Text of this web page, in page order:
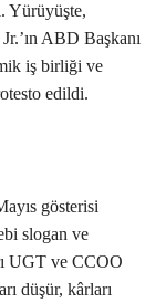
Yürüyüşte,
ABD Başkanı
iş birliği ve
edildi.
gösterisi
slogan ve
UGT ve CCOO
düşür, kârları